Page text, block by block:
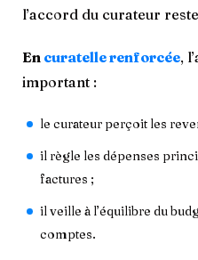
l’accord du curateur
En curatelle renforcée,
important :
le curateur perçoit les
il règle les dépenses
factures ;
il veille à l’équilibre du
comptes.